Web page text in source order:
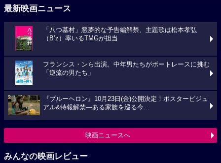
最新映画ニュース
「八つ墓村」悪夢的な予告編解禁、主題歌は松本孝弘
（B’z）率いるTMGが担当
フランシス・ンら出演。中年男たちがボートレースに挑む
「逆流の男たち」
『ブルーヘロン』10月23日(金)公開決定！ポスタービジュ
アル&特報解禁―ある家族を巡る今...
映画ニュースへ
みんなの映画レビュー